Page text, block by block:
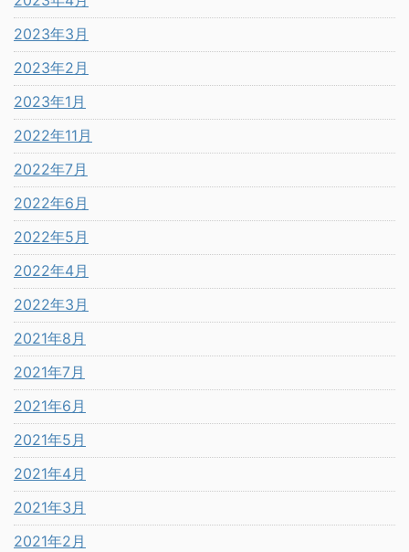
2023年3月
2023年2月
2023年1月
2022年11月
2022年7月
2022年6月
2022年5月
2022年4月
2022年3月
2021年8月
2021年7月
2021年6月
2021年5月
2021年4月
2021年3月
2021年2月